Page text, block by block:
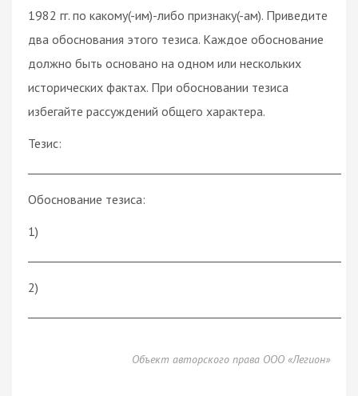
1982 гг. по какому(-им)-либо признаку(-ам). Приведите
два обоснования этого тезиса. Каждое обоснование
должно быть основано на одном или нескольких
исторических фактах. При обосновании тезиса
избегайте рассуждений общего характера.
Тезис:
Обоснование тезиса:
1)
2)
Объект авторского права ООО «Легион»